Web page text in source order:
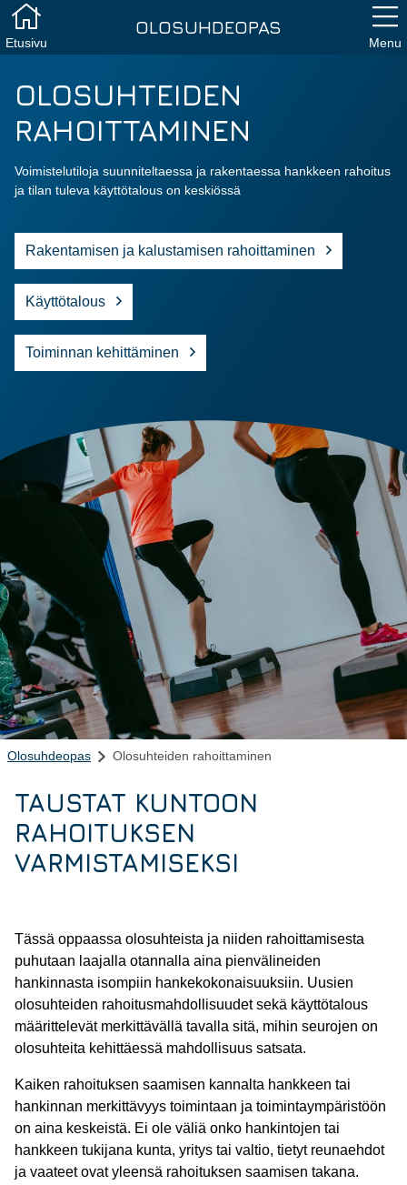
Etusivu
OLOSUHDEOPAS
Menu
OLOSUHTEIDEN
RAHOITTAMINEN
Voimistelutiloja suunniteltaessa ja rakentaessa hankkeen rahoitus
ja tilan tuleva käyttötalous on keskiössä
Rakentamisen ja kalustamisen rahoittaminen
Käyttötalous
Toiminnan kehittäminen
Olosuhdeopas Olosuhteiden rahoittaminen
TAUSTAT KUNTOON
RAHOITUKSEN
VARMISTAMISEKSI
Tässä oppaassa olosuhteista ja niiden rahoittamisesta
puhutaan laajalla otannalla aina pienvälineiden
hankinnasta isompiin hankekokonaisuuksiin. Uusien
olosuhteiden rahoitusmahdollisuudet sekä käyttötalous
määrittelevät merkittävällä tavalla sitä, mihin seurojen on
olosuhteita kehittäessä mahdollisuus satsata.
Kaiken rahoituksen saamisen kannalta hankkeen tai
hankinnan merkittävyys toimintaan ja toimintaympäristöön
on aina keskeistä. Ei ole väliä onko hankintojen tai
hankkeen tukijana kunta, yritys tai valtio, tietyt reunaehdot
ja vaateet ovat yleensä rahoituksen saamisen takana.